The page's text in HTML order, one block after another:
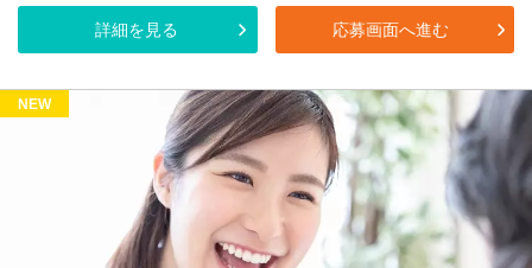
詳細を見る 応募画面へ進む
NEW